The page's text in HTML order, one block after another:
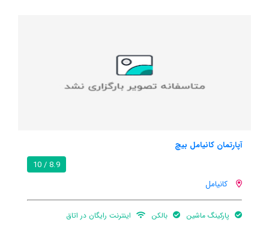
کانیامل این
هنوز اطلاعات کاملی توسط کاربران اعلام نشده است